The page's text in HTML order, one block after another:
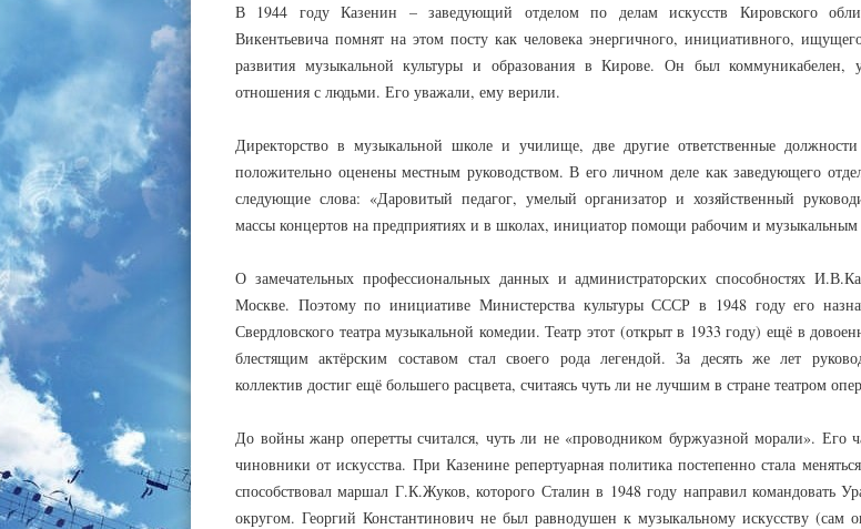
В 1944 году Казенин – заведующий отделом по делам искусств Кировского
Викентьевича помнят на этом посту как человека энергичного, инициативного,
развития музыкальной культуры и образования в Кирове. Он был коммуникабелен,
отношения с людьми. Его уважали, ему верили.
Директорство в музыкальной школе и училище, две другие ответственные
положительно оценены местным руководством. В его личном деле как заведующего
следующие слова: «Даровитый педагог, умелый организатор и хозяйственный
массы концертов на предприятиях и в школах, инициатор помощи рабочим и
О замечательных профессиональных данных и администраторских способностях
Москве. Поэтому по инициативе Министерства культуры СССР в 1948 году его
Свердловского театра музыкальной комедии. Театр этот (открыт в 1933 году) ещё в
блестящим актёрским составом стал своего рода легендой. За десять же лет
коллектив достиг ещё большего расцвета, считаясь чуть ли не лучшим в стране театром
До войны жанр оперетты считался, чуть ли не «проводником буржуазной морали». Его
чиновники от искусства. При Казенине репертуарная политика постепенно стала
способствовал маршал Г.К.Жуков, которого Сталин в 1948 году направил командовать
округом. Георгий Константинович не был равнодушен к музыкальному искусству (сам